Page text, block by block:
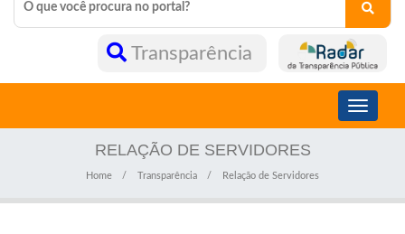
Transparência
Toggle
RELAÇÃO DE SERVIDORES
Home Transparência Relação de Servidores